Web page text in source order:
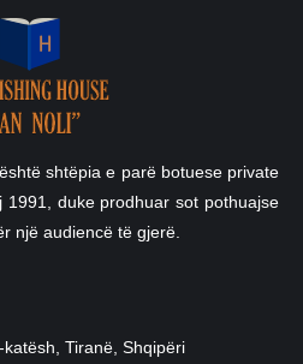
shtëpia e parë botuese private
duke prodhuar sot pothuajse
një audiencë të gjerë.
Tiranë, Shqipëri